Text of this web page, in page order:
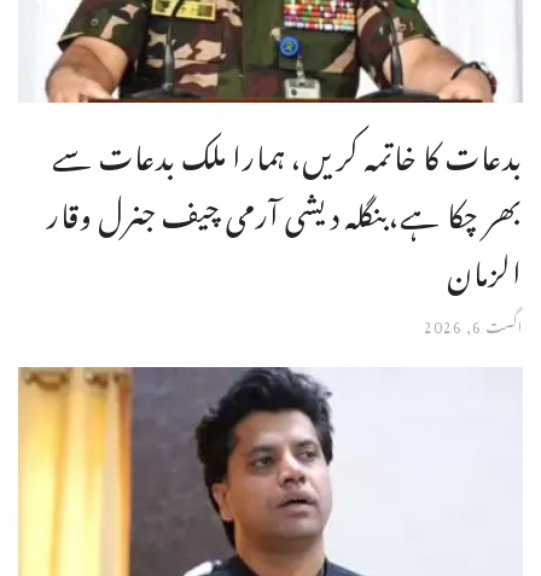
بدعات کا خاتمہ کریں، ہمارا ملک بدعات سے
بھر چکا ہے،بنگله دیشی آرمی چیف جنرل وقار
الزمان
اگست 6, 2026